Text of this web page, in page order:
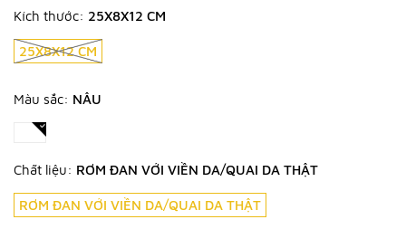
Kích thước: 25X8X12 CM
25X8X12 CM
Màu sắc: NÂU
Chất liệu: RƠM ĐAN VỚI VIỀN DA/QUAI DA THẬT
RƠM ĐAN VỚI VIỀN DA/QUAI DA THẬT